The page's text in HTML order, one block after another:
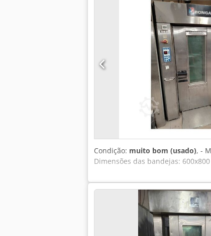
Condição: muito bom (usado), -
Dimensões das bandejas: